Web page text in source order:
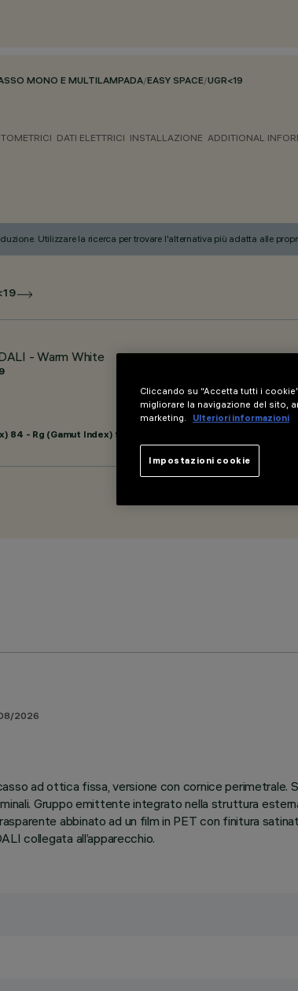
MONO E MULTILAMPADA/EASY SPACE/UGR<19
DATI ELETTRICI INSTALLAZIONE ADDITIONAL
Utilizzare la ricerca per trovare l'alternativa più adatta alle
- Warm White
84 - Rg (Gamut Index) 95
2026
ad ottica fissa, versione con cornice
Gruppo emittente integrato nella struttura
abbinato ad un film in PET con finitura
collegata all’apparecchio.
Cliccando su “Accetta tutti i
migliorare la navigazione del sito,
marketing.
Ulteriori informazioni
Impostazioni cookie